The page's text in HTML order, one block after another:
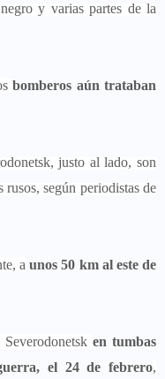
y varias partes de la
bomberos aún trataban
justo al lado, son
según periodistas de
a unos 50 km al este de
en tumbas
el 24 de febrero,